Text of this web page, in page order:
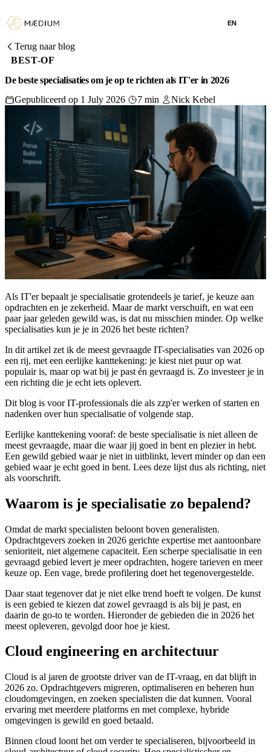
EN
Terug naar blog
BEST-OF
De beste specialisaties om je op te richten als IT'er in 2026
Gepubliceerd op 1 July 2026
7 min Nick Kebel
Als IT'er bepaalt je specialisatie grotendeels je tarief, je keuze aan
opdrachten en je zekerheid. Maar de markt verschuift, en wat een
paar jaar geleden gewild was, is dat nu misschien minder. Op welke
specialisaties kun je je in 2026 het beste richten?
In dit artikel zet ik de meest gevraagde IT-specialisaties van 2026 op
een rij, met een eerlijke kanttekening: je kiest niet puur op wat
populair is, maar op wat bij je past én gevraagd is. Zo investeer je in
een richting die je echt iets oplevert.
Dit blog is voor IT-professionals die als zzp'er werken of starten en
nadenken over hun specialisatie of volgende stap.
Eerlijke kanttekening vooraf: de beste specialisatie is niet alleen de
meest gevraagde, maar die waar jij goed in bent en plezier in hebt.
Een gewild gebied waar je niet in uitblinkt, levert minder op dan een
gebied waar je echt goed in bent. Lees deze lijst dus als richting, niet
als voorschrift.
Waarom is je specialisatie zo bepalend?
Omdat de markt specialisten beloont boven generalisten.
Opdrachtgevers zoeken in 2026 gerichte expertise met aantoonbare
senioriteit, niet algemene capaciteit. Een scherpe specialisatie in een
gevraagd gebied levert je meer opdrachten, hogere tarieven en meer
keuze op. Een vage, brede profilering doet het tegenovergestelde.
Daar staat tegenover dat je niet elke trend hoeft te volgen. De kunst
is een gebied te kiezen dat zowel gevraagd is als bij je past, en
daarin de go-to te worden. Hieronder de gebieden die in 2026 het
meest opleveren, gevolgd door hoe je kiest.
Cloud engineering en architectuur
Cloud is al jaren de grootste driver van de IT-vraag, en dat blijft in
2026 zo. Opdrachtgevers migreren, optimaliseren en beheren hun
cloudomgevingen, en zoeken specialisten die dat kunnen. Vooral
ervaring met meerdere platforms en met complexe, hybride
omgevingen is gewild en goed betaald.
Binnen cloud loont het om verder te specialiseren, bijvoorbeeld in